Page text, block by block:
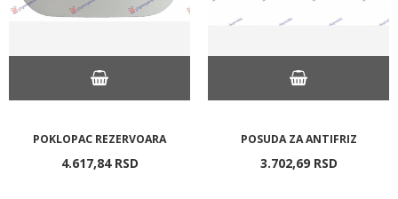
POKLOPAC REZERVOARA
4.617,84 RSD
POSUDA ZA ANTIFRIZ
3.702,69 RSD